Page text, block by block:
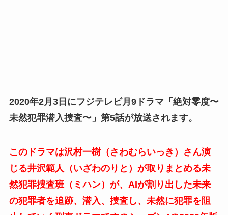
2020年2月3日にフジテレビ月9ドラマ「絶対零度〜
未然犯罪潜入捜査〜」第5話が放送されます。
このドラマは沢村一樹（さわむらいっき）さん演
じる井沢範人（いざわのりと）が取りまとめる未
然犯罪捜査班（ミハン）が、AIが割り出した未来
の犯罪者を追跡、潜入、捜査し、未然に犯罪を阻